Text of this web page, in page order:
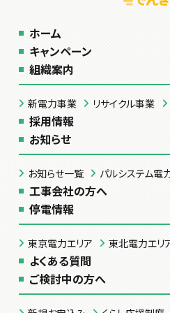
ホーム
キャンペーン
組織案内
新電力事業 リサイクル事業
採用情報
お知らせ
お知らせ一覧 パルシステム電
工事会社の方へ
停電情報
東京電力エリア 東北電力エリ
よくある質問
ご検討中の方へ